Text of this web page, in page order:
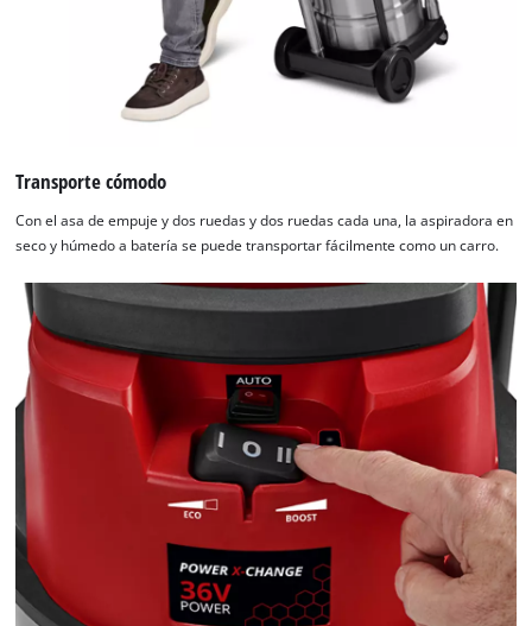
Transporte cómodo
Con el asa de empuje y dos ruedas y dos ruedas cada una, la aspiradora en
seco y húmedo a batería se puede transportar fácilmente como un carro.